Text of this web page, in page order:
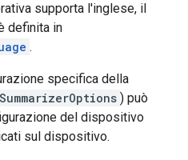
supporta l'inglese, il
definita in
.
specifica della
SummarizerOptions ) può
del dispositivo
sul dispositivo.